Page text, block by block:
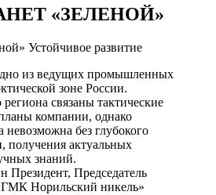
«ЗЕЛЕНОЙ»
Устойчивое развитие
из ведущих промышленных
зоне России.
связаны тактические
компании, однако
невозможна без глубокого
получения актуальных
знаний.
Президент, Председатель
Норильский никель»